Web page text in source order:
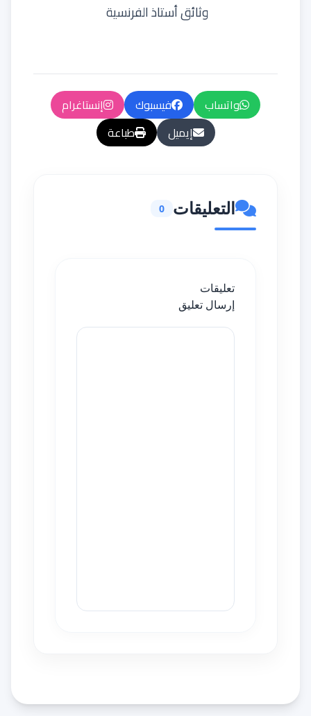
وثائق أستاذ الفرنسية
واتساب فيسبوك
إنستاغرام
إيميل
طباعة
التعليقات 0
تعليقات
إرسال تعليق